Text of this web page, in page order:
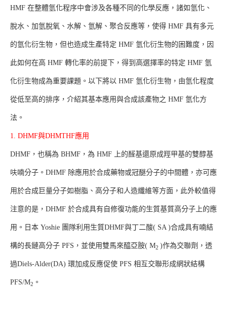
HMF 在整體氫化程序中會涉及各種不同的化學反應，諸如氫化、
脫水、加氫脫氧、水解、氫解、聚合反應等，使得 HMF 具有多元
的氫化衍生物，但也造成生產特定 HMF 氫化衍生物的困難度，因
此如何在高 HMF 轉化率的前提下，得到高選擇率的特定 HMF 氫
化衍生物成為重要課題。以下將以 HMF 氫化衍生物，由氫化程度
從低至高的排序，介紹其基本應用與合成該產物之 HMF 氫化方
法。
1. DHMF與DHMTHF應用
DHMF，也稱為 BHMF，為 HMF 上的醛基還原成羥甲基的雙醇基
呋喃分子。DHMF 除應用於合成藥物或冠醚分子的中間體，亦可應
用於合成巨量分子如樹脂、高分子和人造纖維等方面，此外較值得
注意的是，DHMF 於合成具有自修復功能的生質基質高分子上的應
用。日本 Yoshie 團隊利用生質DHMF與丁二酸( SA )合成具有喃結
構的長鏈高分子 PFS，並使用雙馬來醯亞胺( M2 )作為交聯劑，透
過Diels-Alder(DA) 環加成反應促使 PFS 相互交聯形成網狀結構
PFS/M2 。